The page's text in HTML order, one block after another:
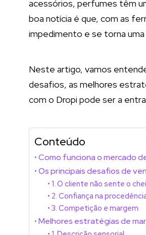
acessórios, perfumes têm
boa notícia é que, com as
impedimento e se torna
Neste artigo, vamos
desafios, as melhores
com o Dropi pode ser a
Conteúdo
Como funciona o mercado
Os principais desafios de
1. O cliente não sente o
2. Confiança na
3. Competição e margem
Melhores estratégias de